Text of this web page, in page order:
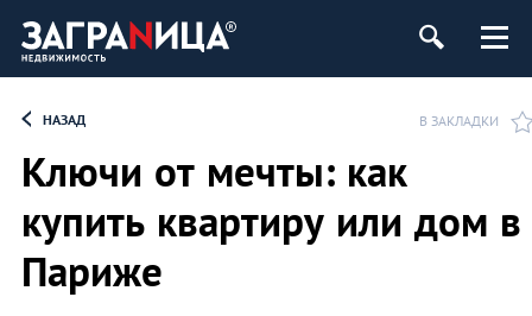
НАЗАД В ЗАКЛАДКИ
Ключи от мечты: как
купить квартиру или дом в
Париже